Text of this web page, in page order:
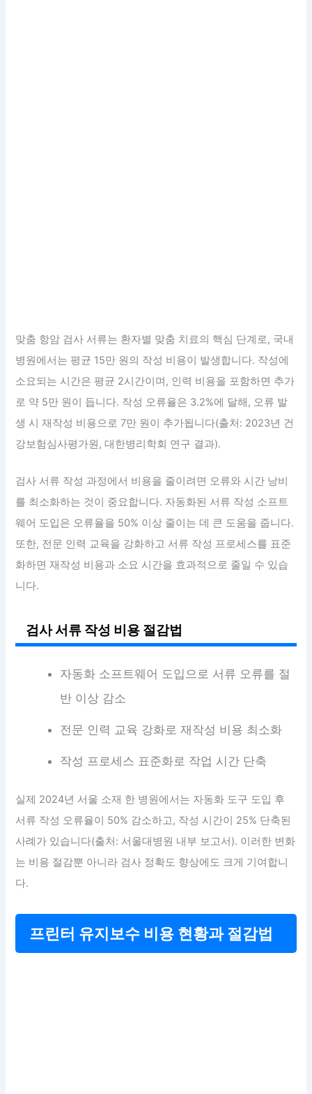
맞춤 항암 검사 서류는 환자별 맞춤 치료의 핵심 단계로, 국내
병원에서는 평균 15만 원의 작성 비용이 발생합니다. 작성에
소요되는 시간은 평균 2시간이며, 인력 비용을 포함하면 추가
로 약 5만 원이 듭니다. 작성 오류율은 3.2%에 달해, 오류 발
생 시 재작성 비용으로 7만 원이 추가됩니다(출처: 2023년 건
강보험심사평가원, 대한병리학회 연구 결과).
검사 서류 작성 과정에서 비용을 줄이려면 오류와 시간 낭비
를 최소화하는 것이 중요합니다. 자동화된 서류 작성 소프트
웨어 도입은 오류율을 50% 이상 줄이는 데 큰 도움을 줍니다.
또한, 전문 인력 교육을 강화하고 서류 작성 프로세스를 표준
화하면 재작성 비용과 소요 시간을 효과적으로 줄일 수 있습
니다.
검사 서류 작성 비용 절감법
자동화 소프트웨어 도입으로 서류 오류를 절
반 이상 감소
전문 인력 교육 강화로 재작성 비용 최소화
작성 프로세스 표준화로 작업 시간 단축
실제 2024년 서울 소재 한 병원에서는 자동화 도구 도입 후
서류 작성 오류율이 50% 감소하고, 작성 시간이 25% 단축된
사례가 있습니다(출처: 서울대병원 내부 보고서). 이러한 변화
는 비용 절감뿐 아니라 검사 정확도 향상에도 크게 기여합니
다.
프린터 유지보수 비용 현황과 절감법